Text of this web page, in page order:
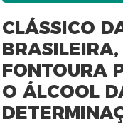
CLÁSSICO
FONTOURA
O ÁLCOOL